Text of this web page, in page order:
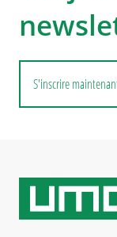
S'inscrire